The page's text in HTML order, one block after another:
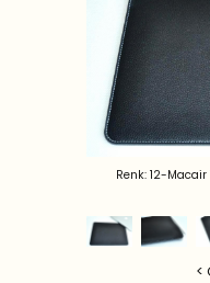
Renk: 12-Macair
<